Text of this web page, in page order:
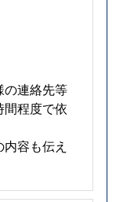
の連絡先等
間程度で依
容も伝え